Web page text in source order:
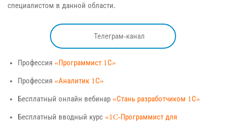
специалистом в данной области.
Телеграм-канал
Профессия «Программист 1С»
Профессия «Аналитик 1С»
Бесплатный онлайн вебинар «Стань разработчиком 1С»
Бесплатный вводный курс «1C-Программист для